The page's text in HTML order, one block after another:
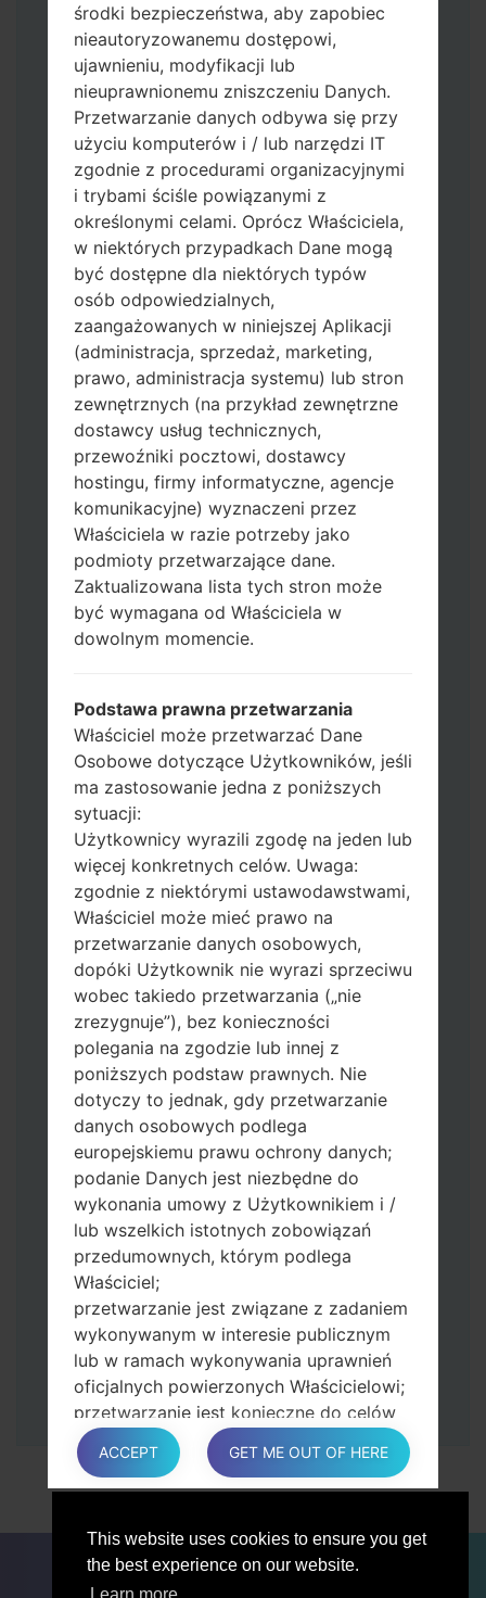
This website uses cookies to ensure you get
the best experience on our website.
Pobierz na swój komputer najnowszą
wersjęOdin 3.
Następnie wyodrębnij plik
oprogramowania układowego.
Powinieneś otrzymać 1 plik (jeśli 1 plik
wybierz tutaj) lub 5 plików (jeśli 5 plików
wybierz tutaj):
AP: "System & Recovery"
CP: "Modem & Radio"
CSC_***: "Country & Region & Operator"
HOME_CSC_***: "Country & Region &
Operator"
Dodaj wszystkie pliki w Odin 3.
Jeśli chcesz wyczyścić pamięć flash użyj
zachować wszystkie swoje dane i aplikacje.
Teraz wyłącz swój telefon i przejdź do
trybu pobierania. Jak wykonać wszystkie
metody:
Naciśnij i przytrzymaj klawisz zasilania,
przycisk zwiększania głośności i klawisz
Bixby.
Naciśnij i przytrzymaj klawisze
zwiększania i zmniejszania głośności,
następnie podłącz kabel USB.
Naciśnij i przytrzymaj klawisz zasilania,
przycisk zmniejszania głośności i klawisz
strony domowej.
Podłącz kabel USB, a następnie naciśnij i
przytrzymaj przycisk Bixby i klawisz
zmniejszania głośności.
Naciśnij i przytrzymaj klawisz zasilania i
przycisk zwiększania głośności.
Następnie podłącz urządzenie do
komputera, Odin powinien wykryć
telefon, a na ekranie pojawi się numer
portu COM.
Podaj tylko czas przywracania ustawień
fabrycznych i automatycznego
ponownego uruchamiania.
Na koniec naciśnij klawisz Start. Twój
telefon uruchomi się ponownie i odłączy
się od komputera.
PORÓWNAJ
środki bezpieczeństwa, aby zapobiec
nieautoryzowanemu dostępowi,
ujawnieniu, modyfikacji lub
nieuprawnionemu zniszczeniu Danych.
Przetwarzanie danych odbywa się przy
użyciu komputerów i / lub narzędzi IT
zgodnie z procedurami organizacyjnymi
i trybami ściśle powiązanymi z
określonymi celami. Oprócz Właściciela,
w niektórych przypadkach Dane mogą
być dostępne dla niektórych typów
osób odpowiedzialnych,
zaangażowanych w niniejszej Aplikacji
(administracja, sprzedaż, marketing,
prawo, administracja systemu) lub stron
zewnętrznych (na przykład zewnętrzne
dostawcy usług technicznych,
przewoźniki pocztowi, dostawcy
hostingu, firmy informatyczne, agencje
komunikacyjne) wyznaczeni przez
Właściciela w razie potrzeby jako
podmioty przetwarzające dane.
Zaktualizowana lista tych stron może
być wymagana od Właściciela w
dowolnym momencie.
Podstawa prawna przetwarzania
Właściciel może przetwarzać Dane
Osobowe dotyczące Użytkowników, jeśli
ma zastosowanie jedna z poniższych
sytuacji:
Użytkownicy wyrazili zgodę na jeden lub
więcej konkretnych celów. Uwaga:
zgodnie z niektórymi ustawodawstwami,
Właściciel może mieć prawo na
przetwarzanie danych osobowych,
dopóki Użytkownik nie wyrazi sprzeciwu
wobec takiedo przetwarzania („nie
zrezygnuje”), bez konieczności
polegania na zgodzie lub innej z
poniższych podstaw prawnych. Nie
dotyczy to jednak, gdy przetwarzanie
danych osobowych podlega
europejskiemu prawu ochrony danych;
podanie Danych jest niezbędne do
wykonania umowy z Użytkownikiem i /
lub wszelkich istotnych zobowiązań
przedumownych, którym podlega
Właściciel;
przetwarzanie jest związane z zadaniem
wykonywanym w interesie publicznym
lub w ramach wykonywania uprawnień
oficjalnych powierzonych Właścicielowi;
przetwarzanie jest konieczne do celów
zgodnych z prawem interesów
prowadzonej przez właściciela lub
osobę trzecią.
przyjemnością pomoże wyjaśnić
konkretną podstawę prawną, która ma
ACCEPT GET ME OUT OF HERE